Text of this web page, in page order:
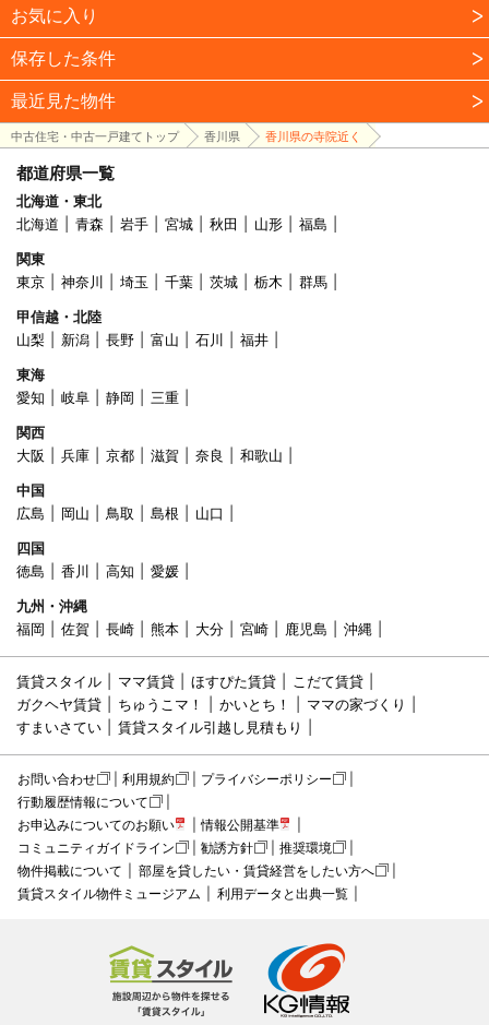
お気に入り
保存した条件
最近見た物件
中古住宅・中古一戸建てトップ 香川県 香川県の寺院近く
都道府県一覧
北海道・東北
北海道
青森 岩手 宮城 秋田 山形
福島
関東
東京
神奈川 埼玉 千葉 茨城 栃木
群馬
甲信越・北陸
山梨
新潟 長野 富山 石川
福井
東海
愛知
岐阜 静岡
三重
関西
大阪
兵庫 京都 滋賀 奈良
和歌山
中国
広島
岡山 鳥取 島根
山口
四国
徳島
香川 高知
愛媛
九州・沖縄
福岡
佐賀 長崎 熊本 大分 宮崎 鹿児島 沖縄
賃貸スタイル ママ賃貸 ほすぴた賃貸
こだて賃貸
ガクヘヤ賃貸
ちゅうこマ！ かいとち！
ママの家づくり
すまいさてい
賃貸スタイル引越し見積もり
お問い合わせ 利用規約
プライバシーポリシー
行動履歴情報について
お申込みについてのお願い
情報公開基準
コミュニティガイドライン
勧誘方針
推奨環境
物件掲載について
部屋を貸したい・賃貸経営をしたい方へ
賃貸スタイル物件ミュージアム
利用データと出典一覧